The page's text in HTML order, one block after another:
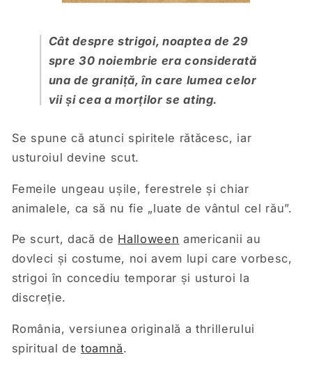
Cât despre strigoi, noaptea de 29
spre 30 noiembrie era considerată
una de graniță, în care lumea celor
vii și cea a morților se ating.
Se spune că atunci spiritele rătăcesc, iar
usturoiul devine scut.
Femeile ungeau ușile, ferestrele și chiar
animalele, ca să nu fie „luate de vântul cel rău”.
Pe scurt, dacă de Halloween americanii au
dovleci și costume, noi avem lupi care vorbesc,
strigoi în concediu temporar și usturoi la
discreție.
România, versiunea originală a thrillerului
spiritual detoamnă.